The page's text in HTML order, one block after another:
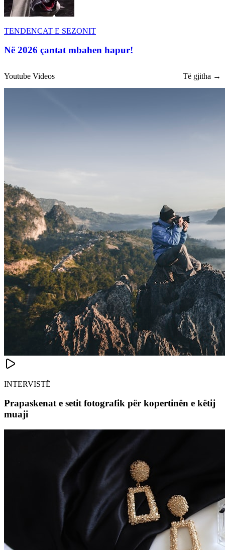
TENDENCAT E SEZONIT
Në 2026 çantat mbahen hapur!
Youtube Videos Të gjitha →
INTERVISTË
Prapaskenat e setit fotografik për kopertinën e këtij
muaji